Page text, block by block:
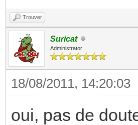
Trouver
Suricat
Administrator
18/08/2011, 14:20:03
oui, pas de